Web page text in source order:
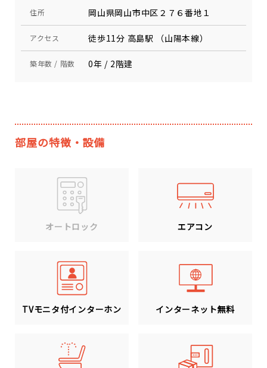
住所 岡山県岡山市中区２７６番地１
アクセス 徒歩11分 高島駅 （山陽本線）
築年数 / 階数 0年 / 2階建
部屋の特徴・設備
オートロック エアコン
TVモニタ付インターホン インターネット無料